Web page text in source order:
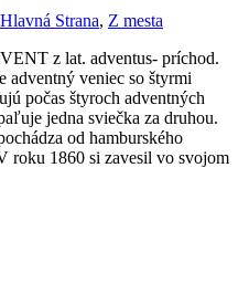
Hlavná Strana, Z mesta
z lat. adventus- príchod.
adventný veniec so štyrmi
počas štyroch adventných
jedna sviečka za druhou.
od hamburského
roku 1860 si zavesil vo svojom